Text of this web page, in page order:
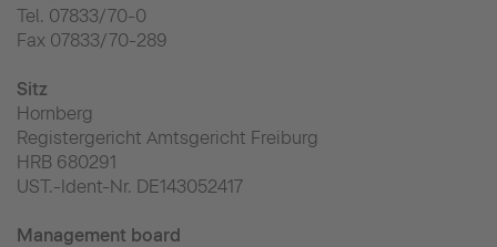
Tel. 07833/70-0
Fax 07833/70-289
Sitz
Hornberg
Registergericht Amtsgericht Freiburg
HRB 680291
UST.-Ident-Nr. DE143052417
Management board